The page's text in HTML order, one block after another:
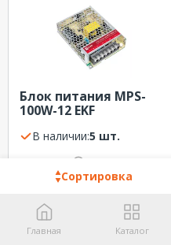
Сортировка
Блок питания MPS-
100W-12 EKF
В наличии:
5 шт.
2 097.30₽
Главная Каталог